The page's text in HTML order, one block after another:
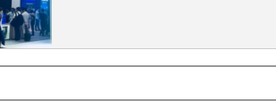
浩泽亮相上海国际